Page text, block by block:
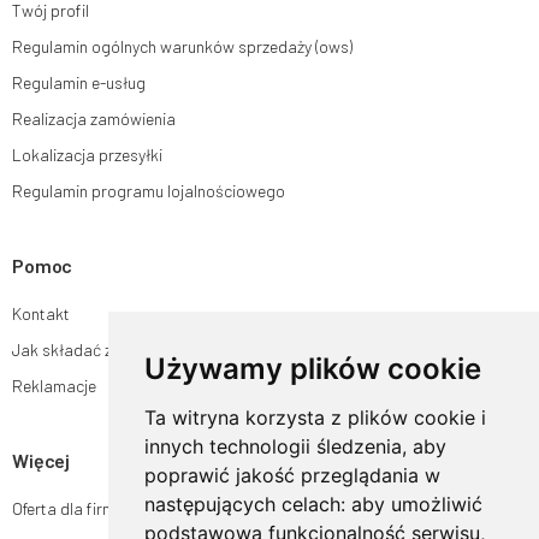
Używamy plików cookie
Ta witryna korzysta z plików cookie i
innych technologii śledzenia, aby
poprawić jakość przeglądania w
następujących celach: aby umożliwić
podstawową funkcjonalność serwisu,
Twój profil
Regulamin ogólnych warunków sprzedaży (ows)
Regulamin e-usług
Realizacja zamówienia
Lokalizacja przesyłki
Regulamin programu lojalnościowego
Pomoc
Kontakt
Jak składać zamówienia w sklepie ogrodyhildegardy.pl?
Reklamacje
Więcej
Oferta dla firm